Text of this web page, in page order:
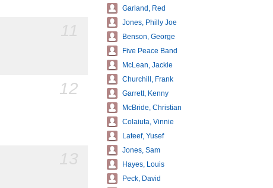
12
Garland, Red
Jones, Philly Joe
Benson, George
Five Peace Band
McLean, Jackie
Churchill, Frank
Garrett, Kenny
McBride, Christian
Colaiuta, Vinnie
Lateef, Yusef
Jones, Sam
Hayes, Louis
Peck, David